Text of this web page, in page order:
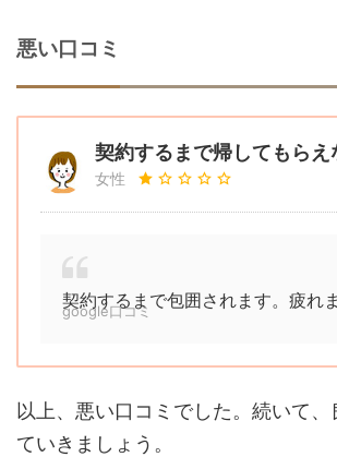
悪い口コミ
契約するまで帰してもらえ
女性
契約するまで包囲されます。疲れま
google口コミ
以上、悪い口コミでした。続いて、
ていきましょう。